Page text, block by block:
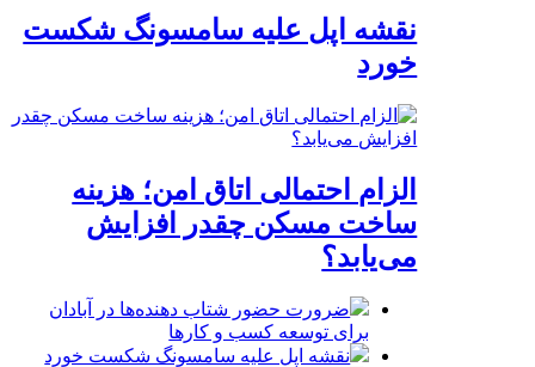
نقشه اپل علیه سامسونگ شکست
خورد
الزام احتمالی اتاق امن؛ هزینه
ساخت مسکن چقدر افزایش
می‌یابد؟
ضرورت حضور شتاب ‌دهنده‌ها در آبادان
برای توسعه کسب‌ و کارها
نقشه اپل علیه سامسونگ شکست خورد